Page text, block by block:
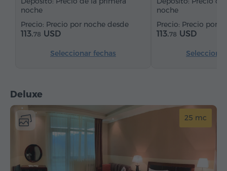
noche
Precio por noche desde
113.78 USD
Seleccionar fechas
noche
Precio por
113.78 USD
Deluxe
25 mc